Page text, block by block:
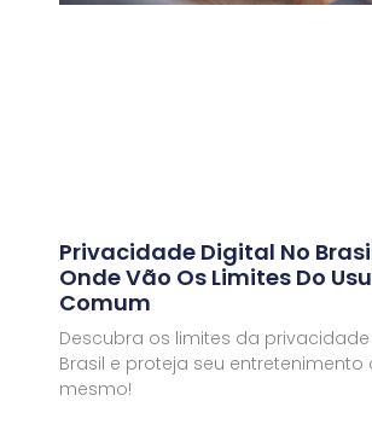
Privacidade Digital No
Onde Vão Os Limites Do
Comum
Descubra os limites da
Brasil e proteja seu entretenimento
mesmo!